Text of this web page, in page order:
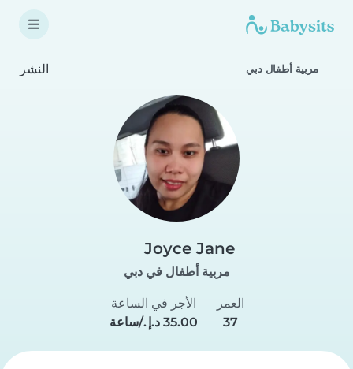
مربية أطفال دبي النشر
Joyce Jane
مربية أطفال في دبي
العمر
37
الأجر في الساعة